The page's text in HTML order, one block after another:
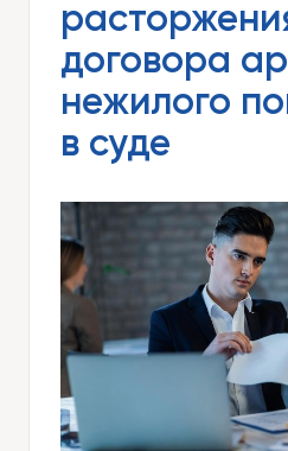
договора
нежилого
в суде